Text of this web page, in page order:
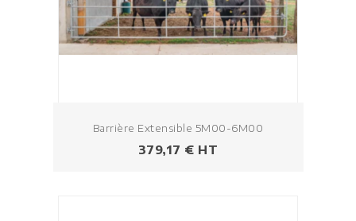
Barrière Extensible 5M00-6M00
Prix
379,17 € HT